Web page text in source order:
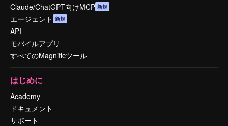
Claude/ChatGPT向けMCP 新規
エージェント 新規
API
モバイルアプリ
すべてのMagnificツール
はじめに
Academy
ドキュメント
サポート